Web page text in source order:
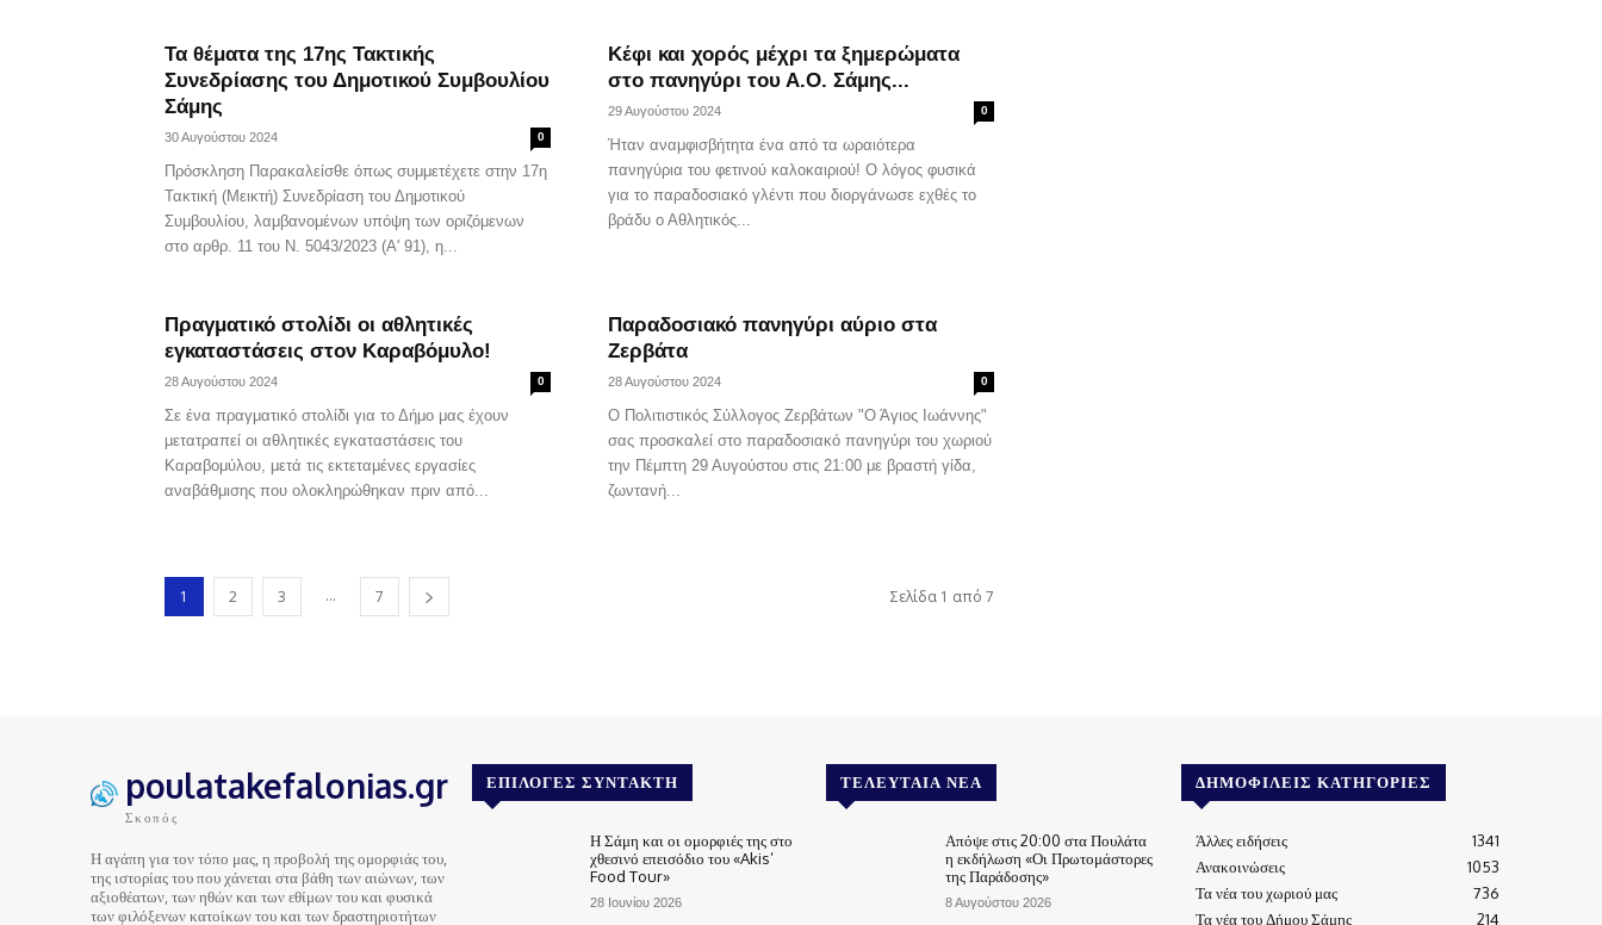
Τα θέματα της 17ης Τακτικής
Συνεδρίασης του Δημοτικού Συμβουλίου
Σάμης
30 Αυγούστου 2024 0
Πρόσκληση Παρακαλείσθε όπως συμμετέχετε στην 17η
Τακτική (Μεικτή) Συνεδρίαση του Δημοτικού
Συμβουλίου, λαμβανομένων υπόψη των οριζόμενων
στο αρθρ. 11 του Ν. 5043/2023 (Α' 91), η...
Κέφι και χορός μέχρι τα ξημερώματα
στο πανηγύρι του Α.Ο. Σάμης...
29 Αυγούστου 2024 0
Ήταν αναμφισβήτητα ένα από τα ωραιότερα
πανηγύρια του φετινού καλοκαιριού! Ο λόγος φυσικά
για το παραδοσιακό γλέντι που διοργάνωσε εχθές το
βράδυ ο Αθλητικός...
Πραγματικό στολίδι οι αθλητικές
εγκαταστάσεις στον Καραβόμυλο!
28 Αυγούστου 2024 0
Σε ένα πραγματικό στολίδι για το Δήμο μας έχουν
μετατραπεί οι αθλητικές εγκαταστάσεις του
Καραβομύλου, μετά τις εκτεταμένες εργασίες
αναβάθμισης που ολοκληρώθηκαν πριν από...
Παραδοσιακό πανηγύρι αύριο στα
Ζερβάτα
28 Αυγούστου 2024 0
Ο Πολιτιστικός Σύλλογος Ζερβάτων "Ο Άγιος Ιωάννης"
σας προσκαλεί στο παραδοσιακό πανηγύρι του χωριού
την Πέμπτη 29 Αυγούστου στις 21:00 με βραστή γίδα,
ζωντανή...
1 2 3 ... 7 Σελίδα 1 από 7
poulatakefalonias.gr
Σκοπός
Η αγάπη για τον τόπο μας, η προβολή της ομορφιάς του,
της ιστορίας του που χάνεται στα βάθη των αιώνων, των
αξιοθέατων, των ηθών και των εθίμων του και φυσικά
των φιλόξενων κατοίκων του και των δραστηριοτήτων
ΕΠΙΛΟΓΈΣ ΣΥΝΤΆΚΤΗ
Η Σάμη και οι ομορφιές της στο
χθεσινό επεισόδιο του «Akis’
Food Tour»
28 Ιουνίου 2026
ΤΕΛΕΥΤΑΊΑ ΝΈΑ
Απόψε στις 20:00 στα Πουλάτα
η εκδήλωση «Οι Πρωτομάστορες
της Παράδοσης»
8 Αυγούστου 2026
ΔΗΜΟΦΙΛΕΊΣ ΚΑΤΗΓΟΡΊΕΣ
Άλλες ειδήσεις
1341
Ανακοινώσεις
1053
Τα νέα του χωριού μας
736
Τα νέα του Δήμου Σάμης
214